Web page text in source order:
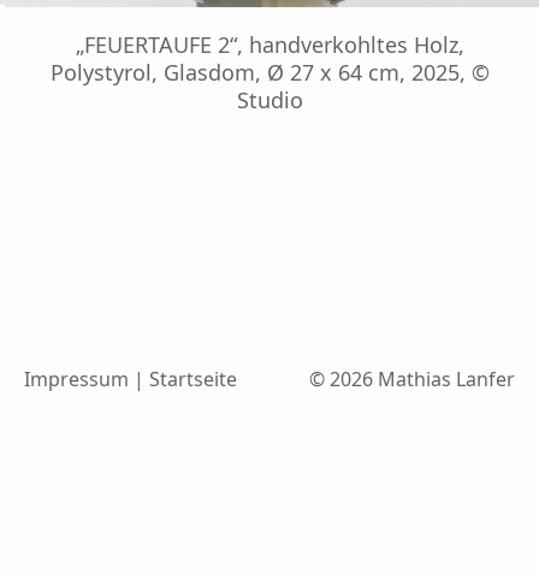
„FEUERTAUFE 2“, handverkohltes Holz,
Polystyrol, Glasdom, Ø 27 x 64 cm, 2025, ©
Studio
Impressum | Startseite © 2026 Mathias Lanfer